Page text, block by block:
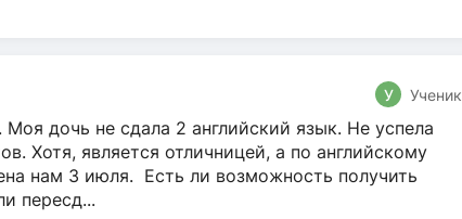
У Ученик
дочь не сдала 2 английский язык. Не успела
Хотя, является отличницей, а по английскому
нам 3 июля. Есть ли возможность получить
пересд...